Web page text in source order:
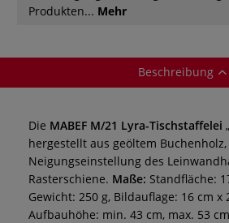
Produkten... Mehr
Beschreibung
Die MABEF M/21 Lyra-Tischstaffelei
hergestellt aus geöltem
Neigungseinstellung des
Rasterschiene. Maße: Standfläche:
Gewicht: 250 g, Bildauflage: 16 cm x
Aufbauhöhe: min. 43 cm, max. 53